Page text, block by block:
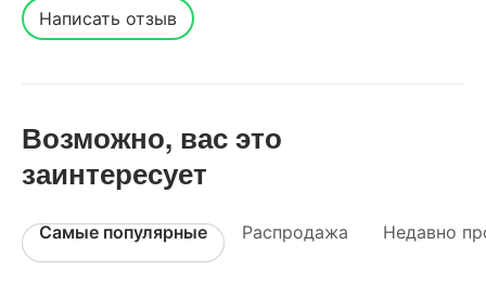
Написать отзыв
Возможно, вас это
заинтересует
Самые популярные Распродажа Недавно